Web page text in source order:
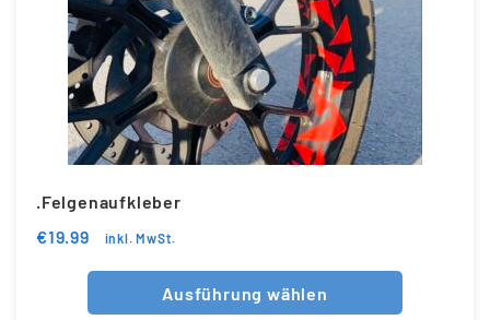
.Felgenaufkleber
€19.99 inkl. MwSt.
Ausführung wählen